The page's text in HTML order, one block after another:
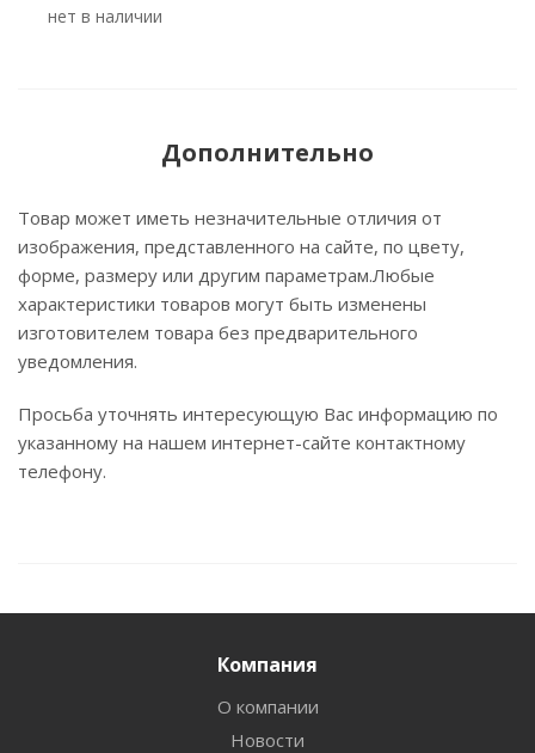
Нет в наличии
Дополнительно
Товар может иметь незначительные отличия от
изображения, представленного на сайте, по цвету,
форме, размеру или другим параметрам.Любые
характеристики товаров могут быть изменены
изготовителем товара без предварительного
уведомления.
Просьба уточнять интересующую Вас информацию по
указанному на нашем интернет-сайте контактному
телефону.
Компания
О компании
Новости